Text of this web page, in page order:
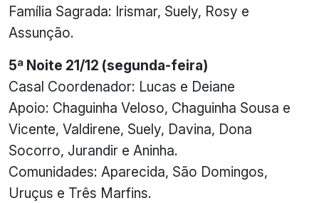
Família Sagrada: Irismar, Suely, Rosy e
Assunção.
5ª Noite 21/12 (segunda-feira)
Casal Coordenador: Lucas e Deiane
Apoio: Chaguinha Veloso, Chaguinha Sousa e
Vicente, Valdirene, Suely, Davina, Dona
Socorro, Jurandir e Aninha.
Comunidades: Aparecida, São Domingos,
Uruçus e Três Marfins.